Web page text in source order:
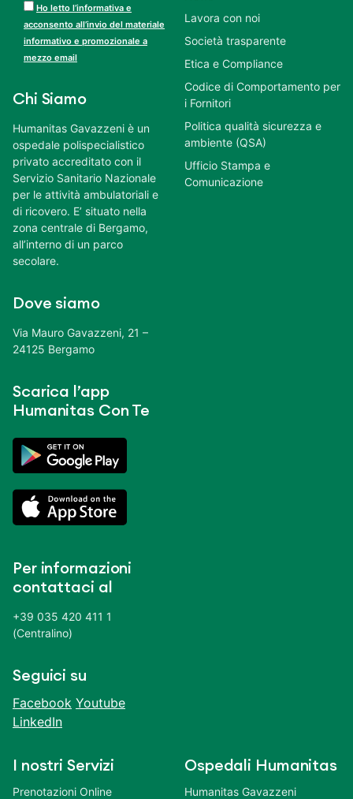
Ho letto l’informativa e
acconsento all’invio del materiale
informativo e promozionale a
mezzo email
Chi Siamo
Humanitas Gavazzeni è un
ospedale polispecialistico
privato accreditato con il
Servizio Sanitario Nazionale
per le attività ambulatoriali e
di ricovero. E’ situato nella
zona centrale di Bergamo,
all’interno di un parco
secolare.
Dove siamo
Via Mauro Gavazzeni, 21 –
24125 Bergamo
Scarica l’app
Humanitas Con Te
Per informazioni
contattaci al
+39 035 420 411 1
(Centralino)
Seguici su
Facebook Youtube
LinkedIn
Lavora con noi
Società trasparente
Etica e Compliance
Codice di Comportamento per
i Fornitori
Politica qualità sicurezza e
ambiente (QSA)
Ufficio Stampa e
Comunicazione
I nostri Servizi
Prenotazioni Online
Ospedali Humanitas
Humanitas Gavazzeni